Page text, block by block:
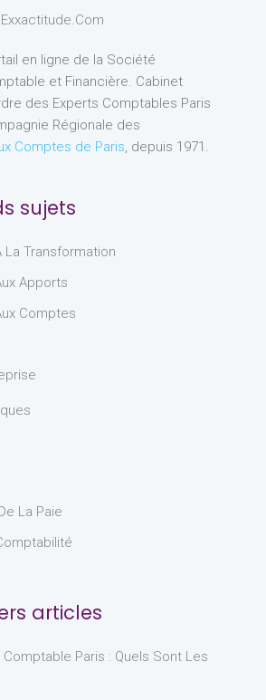
en ligne de la Société
et Financière. Cabinet
des Experts Comptables Paris
Régionale des
Comptes de Paris, depuis 1971.
sujets
La Transformation
Apports
Comptes
La Paie
articles
Paris : Quels Sont Les